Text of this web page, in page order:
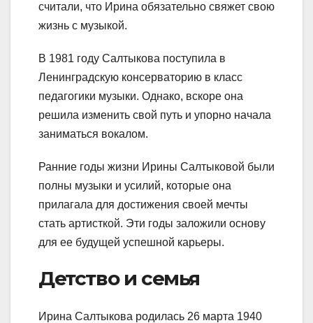
считали, что Ирина обязательно свяжет свою
жизнь с музыкой.
В 1981 году Салтыкова поступила в
Ленинградскую консерваторию в класс
педагогики музыки. Однако, вскоре она
решила изменить свой путь и упорно начала
заниматься вокалом.
Ранние годы жизни Ирины Салтыковой были
полны музыки и усилий, которые она
прилагала для достижения своей мечты
стать артисткой. Эти годы заложили основу
для ее будущей успешной карьеры.
Детство и семья
Ирина Салтыкова родилась 26 марта 1940